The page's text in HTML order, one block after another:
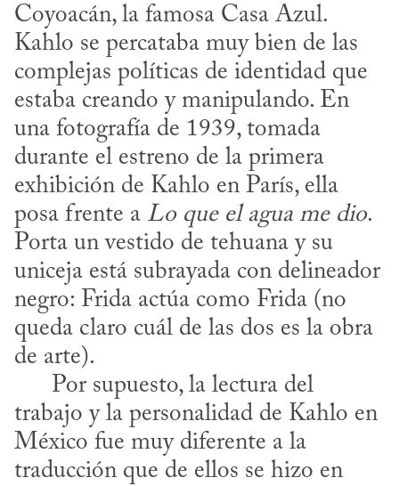
Coyoacán, la famosa Casa Azul.
Kahlo se percataba muy bien de las
complejas políticas de identidad que
estaba creando y manipulando. En
una fotografía de 1939, tomada
durante el estreno de la primera
exhibición de Kahlo en París, ella
posa frente a Lo que el agua me dio.
Porta un vestido de tehuana y su
uniceja está subrayada con delineador
negro: Frida actúa como Frida (no
queda claro cuál de las dos es la obra
de arte).
trabajo y la personalidad de Kahlo en
México fue muy diferente a la
traducción que de ellos se hizo en